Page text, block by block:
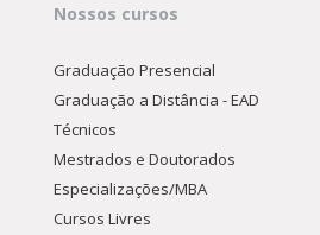
Nossos cursos
Graduação Presencial
Graduação a Distância - EAD
Técnicos
Mestrados e Doutorados
Especializações/MBA
Cursos Livres